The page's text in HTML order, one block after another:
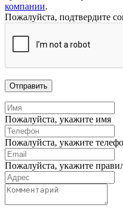
компании.
Пожалуйста, подтвердите
Отправить
Пожалуйста, укажите имя
Пожалуйста, укажите
Пожалуйста, укажите